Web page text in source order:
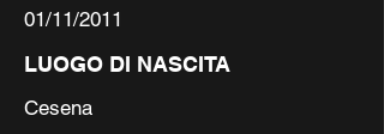
01/11/2011
LUOGO DI NASCITA
Cesena